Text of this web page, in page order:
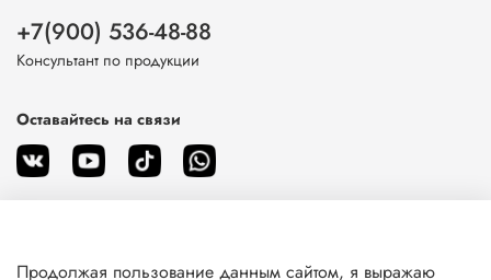
+7(900) 536-48-88
Консультант по продукции
Оставайтесь на связи
Продолжая пользование данным сайтом, я выражаю